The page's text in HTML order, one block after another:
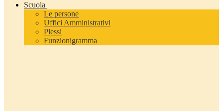
Scuola
Le persone
Uffici Amministrativi
Plessi
Funzionigramma